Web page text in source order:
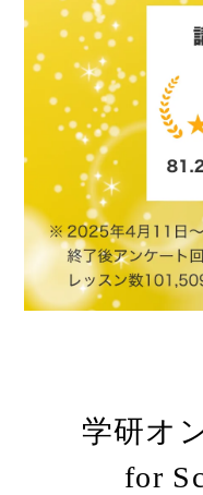
2024/12/20
2025年1月23日-31
によるオンデマンド
2024/12/12
学校の導入事例を追
2024/9/9
10月2日‐4日 EDIX関
ます。
2024/8/29
新刊リリース記念！
学研オ
for